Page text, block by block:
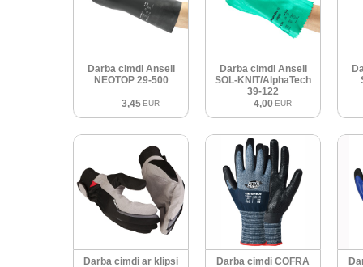
Darba cimdi Ansell
NEOTOP 29-500
3,45 EUR
Darba cimdi Ansell
SOL-KNIT/AlphaTech
39-122
4,00 EUR
Darba cimdi ar klipsi
Darba cimdi COFRA